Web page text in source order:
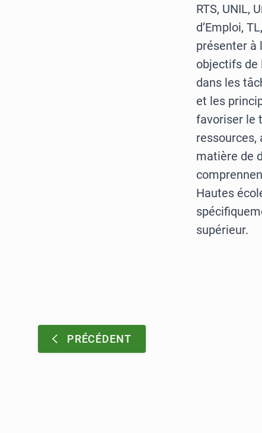
RTS, UNIL,
d’Emploi,
présenter à
objectifs de
dans les
et les
favoriser le
ressources,
matière de
Hautes
supérieur.
PRÉCÉDENT: